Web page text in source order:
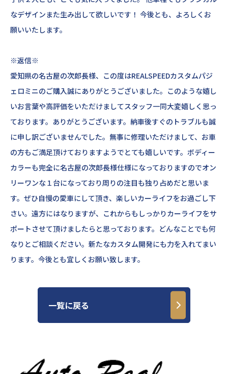
なデザインまた生み出して欲しいです！ 今後とも、よろしくお
願いいたします。
※返信※
愛知県の名古屋の次郎長様、この度はREALSPEEDカスタムパジ
ェロミニのご購入誠にありがとうございました。このような嬉し
いお言葉や高評価をいただけましてスタッフ一同大変嬉しく思っ
ております。ありがとうございます。納車後すぐのトラブルも誠
に申し訳ございませんでした。無事に修理いただけまして、お車
の方もご満足頂けておりますようでとても嬉しいです。ボディー
カラーも完全に名古屋の次郎長様仕様になっておりますのでオン
リーワンな１台になっており周りの注目も独り占めだと思いま
す。ぜひ自慢の愛車にして頂き、楽しいカーライフをお過ごし下
さい。遠方にはなりますが、これからもしっかりカーライフをサ
ポートさせて頂けましたらと思っております。どんなことでも何
なりとご相談ください。新たなカスタム開発にも力を入れてまい
ります。今後とも宜しくお願い致します。
一覧に戻る